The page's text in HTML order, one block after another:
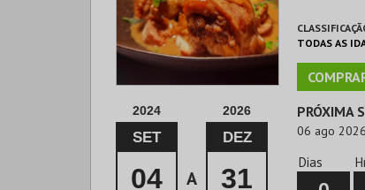
TODAS AS
2024
SET
04 A
2026
DEZ
31
PRÓXIMA
06 ago
Dias